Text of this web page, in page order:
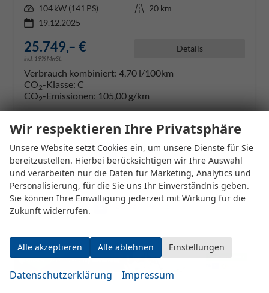
Leistung 104 kW (141 PS) Kilometerstand 20 km
19.12.2025
25.749,– €
incl. 19% MwSt.
Details
Verbrauch kombiniert: 4,70 l/100km
CO2-Klasse: C
CO2-Emissionen: 105,00 g/km
Datensätze pro Seite:
10 20 50 100 250
Seiten:
Wir respektieren Ihre Privatsphäre
Unsere Website setzt Cookies ein, um unsere Dienste für Sie
bereitzustellen. Hierbei berücksichtigen wir Ihre Auswahl
und verarbeiten nur die Daten für Marketing, Analytics und
Personalisierung, für die Sie uns Ihr Einverständnis geben.
Sie können Ihre Einwilligung jederzeit mit Wirkung für die
Zukunft widerrufen.
Alle akzeptieren Alle ablehnen Einstellungen
Datenschutzerklärung Impressum